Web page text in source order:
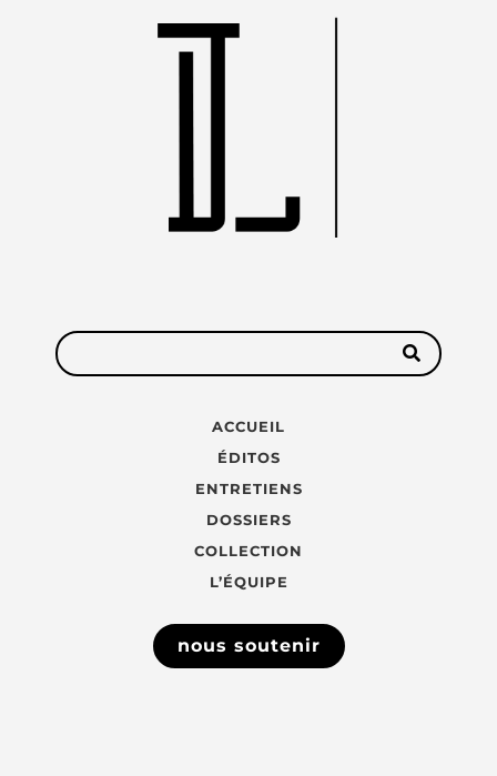
ACCUEIL
ÉDITOS
ENTRETIENS
DOSSIERS
COLLECTION
L’ÉQUIPE
nous soutenir